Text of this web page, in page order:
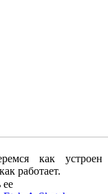
как устроен
работает.